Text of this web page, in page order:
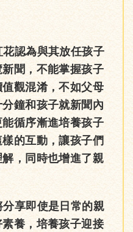
認為與其放任孩子
聞，不能掌握孩子
觀混淆，不如父母
鐘和孩子就新聞內
循序漸進培養孩子
的互動，讓孩子們
，同時也增進了親
享即使是日常的親
養，培養孩子迎接